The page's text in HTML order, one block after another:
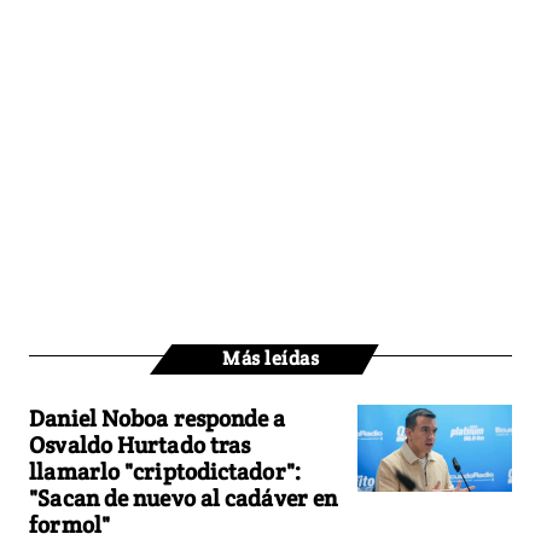
Más leídas
Daniel Noboa responde a
Osvaldo Hurtado tras
llamarlo "criptodictador":
"Sacan de nuevo al cadáver en
formol"